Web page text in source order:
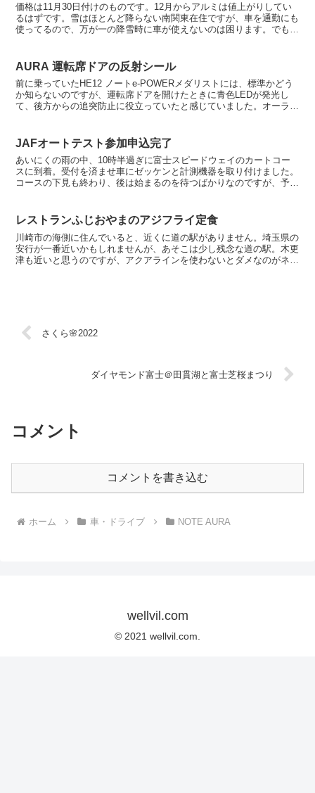
価格は11月30日付けのものです。12月からアルミは値上がりしてい
るはずです。雪はほとんど降らない南関東在住ですが、車を通勤にも
使ってるので、万が一の降雪時に車が使えないのは困ります。でも、
AURA 運転席ドアの反射シール
前に乗っていたHE12 ノートe-POWERメダリストには、標準かどう
か知らないのですが、運転席ドアを開けたときに青色LEDが発光し
て、後方からの追突防止に役立っていたと感じていました。オーラに
JAFオートテスト参加申込完了
あいにくの雨の中、10時半過ぎに富士スピードウェイのカートコー
スに到着。受付を済ませ車にゼッケンと計測機器を取り付けました。
コースの下見も終わり、後は始まるのを待つばかりなのですが、予定
レストランふじおやまのアジフライ定食
川崎市の海側に住んでいると、近くに道の駅がありません。埼玉県の
安行が一番近いかもしれませんが、あそこは少し残念な道の駅。木更
津も近いと思うのですが、アクアラインを使わないとダメなのがネッ
さくら🌸2022
ダイヤモンド富士＠田貫湖と富士芝桜まつり
コメント
コメントを書き込む
ホーム 車・ドライブ NOTE AURA
wellvil.com
© 2021 wellvil.com.